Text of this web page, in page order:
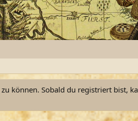
können. Sobald du registriert bist,